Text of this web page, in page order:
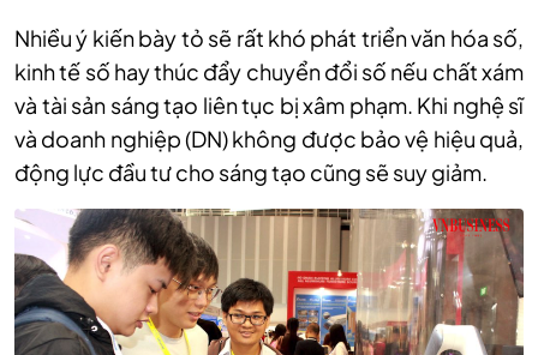
Nhiều ý kiến bày tỏ sẽ rất khó phát triển văn hóa số,
kinh tế số hay thúc đẩy chuyển đổi số nếu chất xám
và tài sản sáng tạo liên tục bị xâm phạm. Khi nghệ sĩ
và doanh nghiệp (DN) không được bảo vệ hiệu quả,
động lực đầu tư cho sáng tạo cũng sẽ suy giảm.